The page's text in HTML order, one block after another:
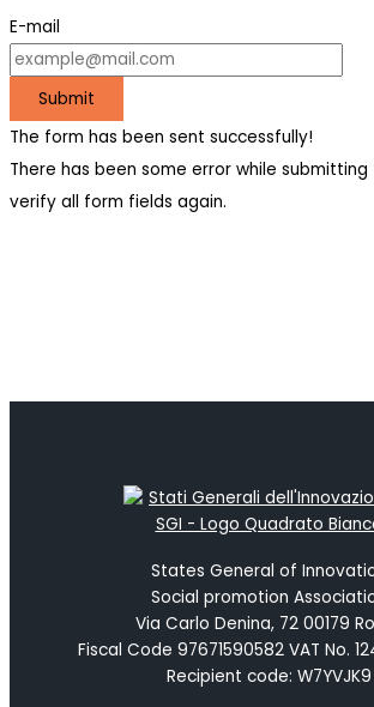
E-mail
Submit
The form has been sent successfully!
There has been some error while
verify all form fields again.
States General of
Social promotion
Via Carlo Denina, 72 00179
Fiscal Code 97671590582 VAT No.
Recipient code: W7YVJK9